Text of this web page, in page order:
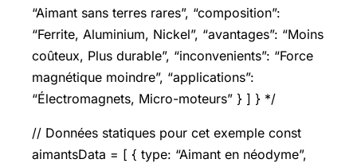
“Aimant sans terres rares”, “composition”:
“Ferrite, Aluminium, Nickel”, “avantages”: “Moins
coûteux, Plus durable”, “inconvenients”: “Force
magnétique moindre”, “applications”:
“Électromagnets, Micro-moteurs” } ] } */
// Données statiques pour cet exemple const
aimantsData = [ { type: “Aimant en néodyme”,